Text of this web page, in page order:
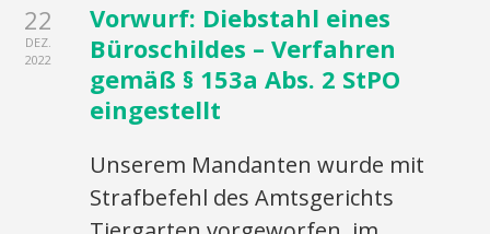
22
DEZ.
2022
Vorwurf: Diebstahl eines
Büroschildes – Verfahren
gemäß § 153a Abs. 2 StPO
eingestellt
Unserem Mandanten wurde mit
Strafbefehl des Amtsgerichts